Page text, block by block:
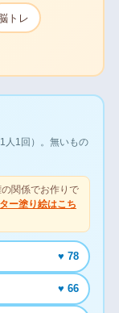
トレ
人1回）。無いもの
関係でお作りで
ー塗り絵はこち
♥ 78
♥ 66